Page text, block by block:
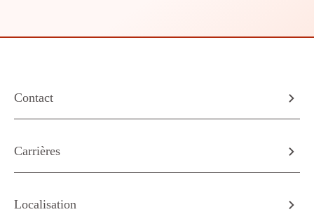
Contact
Carrières
Localisation